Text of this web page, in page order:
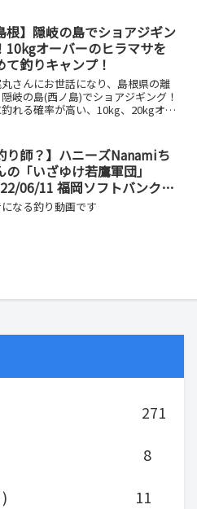
根】隠岐の島でショアジギン
10kgオーバーのヒラマサを
て釣りキャンプ！
さんにお世話になり、島根県の離
岐の島(西ノ島)でショアジギング！
れる確率が高い、10kg、20kgオー
り師？】ハニーズNanamiち
の「いざゆけ若鷹軍団」
06/11 福岡ソフトバンクホ
スvs東京ヤクルトスワロー
なる釣り動画です
271
8
11